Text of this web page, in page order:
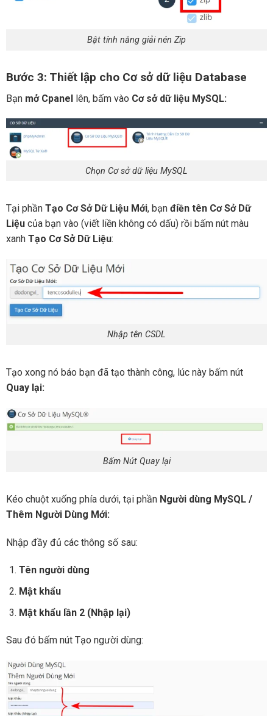
Bật tính năng giải nén Zip
Bước 3: Thiết lập cho Cơ sở dữ liệu Database
Bạn mở Cpanel lên, bấm vào Cơ sở dữ liệu MySQL:
Chọn Cơ sở dữ liệu MySQL
Tại phần Tạo Cơ Sở Dữ Liệu Mới, bạn điền tên Cơ Sở Dữ
Liệu của bạn vào (viết liền không có dấu) rồi bấm nút màu
xanh Tạo Cơ Sở Dữ Liệu:
Nhập tên CSDL
Tạo xong nó báo bạn đã tạo thành công, lúc này bấm nút
Quay lại:
Bấm Nút Quay lại
Kéo chuột xuống phía dưới, tại phần Người dùng MySQL /
Thêm Người Dùng Mới:
Nhập đầy đủ các thông số sau:
Tên người dùng
Mật khẩu
Mật khẩu lần 2 (Nhập lại)
Sau đó bấm nút Tạo người dùng: